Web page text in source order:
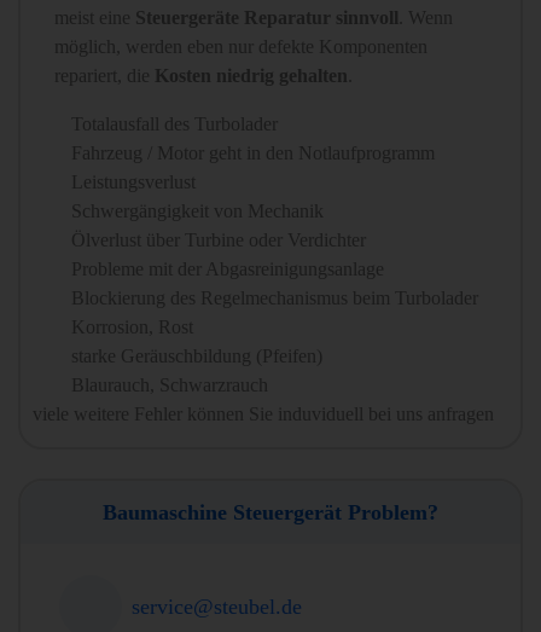
meist eine Steuergeräte Reparatur sinnvoll . Wenn
möglich, werden eben nur defekte Komponenten
repariert, die Kosten niedrig gehalten
Totalausfall des Turbolader
Fahrzeug / Motor geht in den Notlaufprogramm
Leistungsverlust
Schwergängigkeit von Mechanik
Ölverlust über Turbine oder Verdichter
Probleme mit der Abgasreinigungsanlage
Blockierung des Regelmechanismus beim Turbolader
Korrosion, Rost
starke Geräuschbildung (Pfeifen)
Blaurauch, Schwarzrauch
viele weitere Fehler können Sie induviduell bei uns anfragen
Baumaschine Steuergerät Problem?
service@steubel.de